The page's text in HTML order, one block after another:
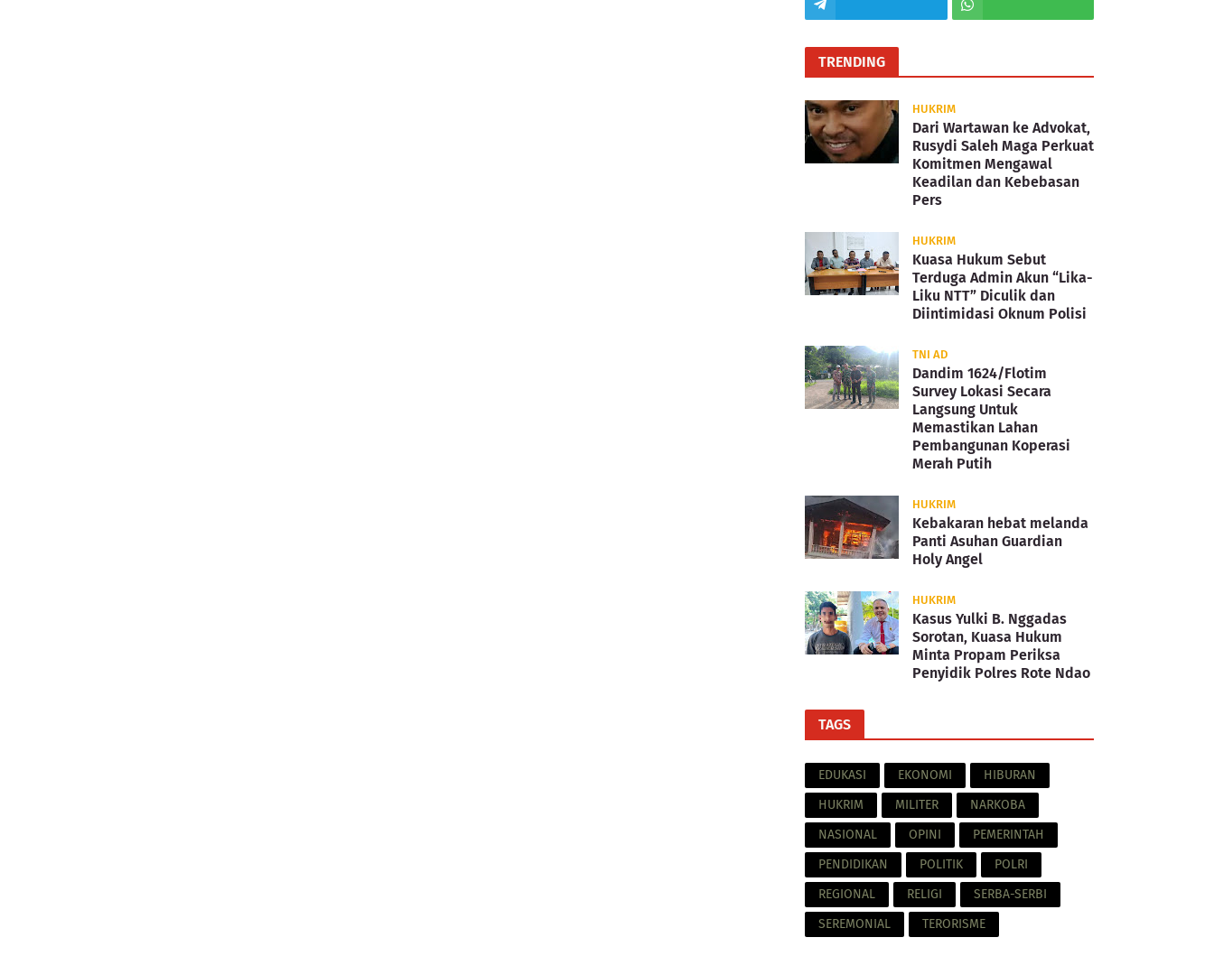
TRENDING
HUKRIM
Dari Wartawan ke Advokat,
Rusydi Saleh Maga Perkuat
Komitmen Mengawal
Keadilan dan Kebebasan
Pers
HUKRIM
Kuasa Hukum Sebut
Terduga Admin Akun “Lika-
Liku NTT” Diculik dan
Diintimidasi Oknum Polisi
TNI AD
Dandim 1624/Flotim
Survey Lokasi Secara
Langsung Untuk
Memastikan Lahan
Pembangunan Koperasi
Merah Putih
HUKRIM
Kebakaran hebat melanda
Panti Asuhan Guardian
Holy Angel
HUKRIM
Kasus Yulki B. Nggadas
Sorotan, Kuasa Hukum
Minta Propam Periksa
Penyidik Polres Rote Ndao
TAGS
EDUKASI EKONOMI
HIBURAN
HUKRIM
MILITER
NARKOBA
NASIONAL
OPINI
PEMERINTAH
PENDIDIKAN
POLITIK
POLRI
REGIONAL
RELIGI
SERBA-SERBI
SEREMONIAL
TERORISME